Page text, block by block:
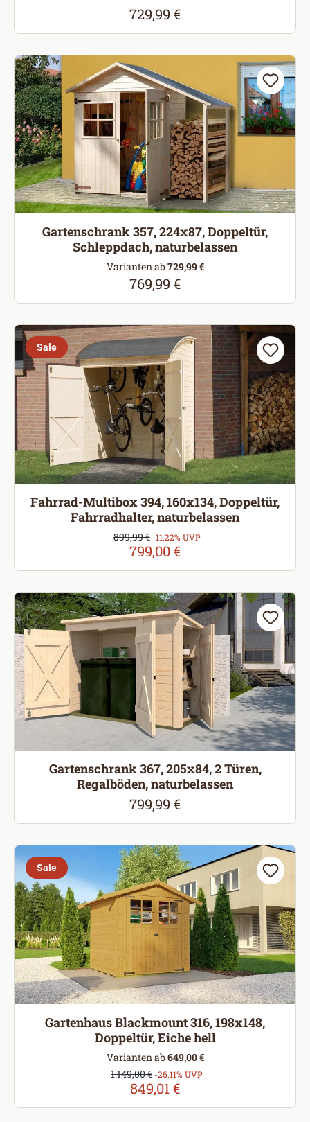
Regulärer Preis:
729,99 €
Gartenschrank 357, 224x87, Doppeltür,
Schleppdach, naturbelassen
Varianten ab729,99 €
Regulärer Preis:
769,99 €
Sale
Fahrrad-Multibox 394, 160x134, Doppeltür,
Fahrradhalter, naturbelassen
Verkaufspreis:
799,00 €
Regulärer Preis:
899,99 € -11.22% UVP
Gartenschrank 367, 205x84, 2 Türen,
Regalböden, naturbelassen
Regulärer Preis:
799,99 €
Sale
Gartenhaus Blackmount 316, 198x148,
Doppeltür, Eiche hell
Varianten ab649,00 €
Verkaufspreis:
849,01 €
Regulärer Preis:
1.149,00 € -26.11% UVP